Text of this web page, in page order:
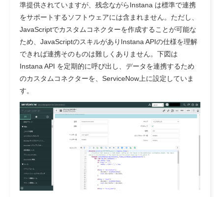
準提供されていますが、残念ながらInstana は標準で連携
をサポートするソフトウェアには含まれません。ただし、
JavaScriptでカスタムコネクターを作成することが可能な
ため、JavaScriptのスキルがありInstana APIの仕様を理解
できれば連携そのものは難しくありません。下図は
Instana API を定期的に呼び出し、データを連携するため
のカスタムコネクターを、ServiceNow上に設定していま
す。